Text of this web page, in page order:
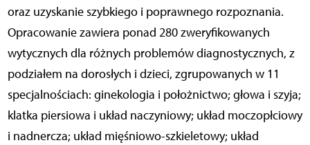
oraz uzyskanie szybkiego i poprawnego rozpoznania.
Opracowanie zawiera ponad 280 zweryfikowanych
wytycznych dla różnych problemów diagnostycznych, z
podziałem na dorosłych i dzieci, zgrupowanych w 11
specjalnościach: ginekologia i położnictwo; głowa i szyja;
klatka piersiowa i układ naczyniowy; układ moczopłciowy
i nadnercza; układ mięśniowo-szkieletowy; układ